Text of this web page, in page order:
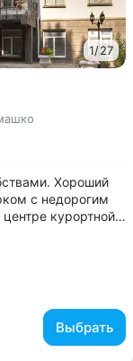
1/27
Хороший
с недорогим
курортной
находится
Выбрать